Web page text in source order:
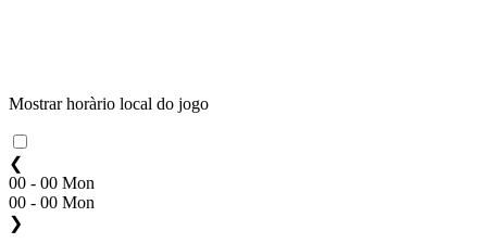
Mostrar horàrio local do jogo
❮
00 - 00 Mon
00 - 00 Mon
❯